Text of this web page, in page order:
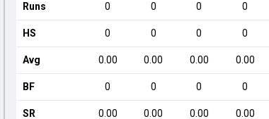
Runs 0 0 0 0
HS 0 0 0 0
Avg 0.00 0.00 0.00 0.00
BF 0 0 0 0
SR 0.00 0.00 0.00 0.00